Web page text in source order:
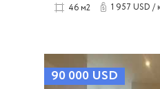
46 м2 1 957 USD /
90 000 USD